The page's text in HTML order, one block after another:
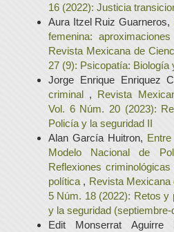
16 (2022): Justicia
Aura Itzel Ruiz Guarneros,
femenina:
Revista Mexicana de
27 (9): Psicopatía: Biología
Jorge Enrique Enriquez
criminal , Revista
Vol. 6 Núm. 20 (2023):
Policía y la seguridad II
Alan García Huitron,
Modelo Nacional de
Reflexiones
política , Revista Mexicana
5 Núm. 18 (2022): Retos y
y la seguridad (septiembre-
Edit Monserrat Aguirre